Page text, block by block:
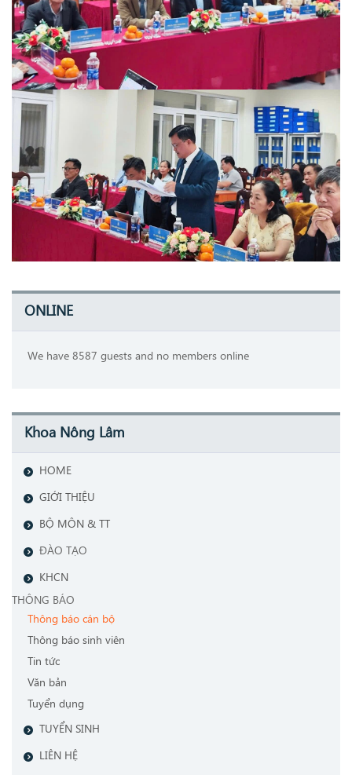
ONLINE
We have 8587 guests and no members online
Khoa Nông Lâm
HOME
GIỚI THIỆU
BỘ MÔN & TT
ĐÀO TẠO
KHCN
THÔNG BÁO
Thông báo cán bộ
Thông báo sinh viên
Tin tức
Văn bản
Tuyển dụng
TUYỂN SINH
LIÊN HỆ